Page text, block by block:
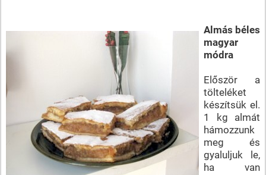
Almás béles
magyar
módra
Először a
tölteléket
készítsük el.
1 kg almát
hámozzunk
meg és
gyaluljuk le,
ha van